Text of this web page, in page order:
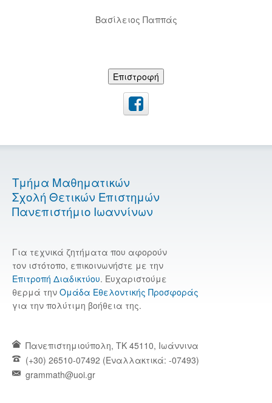
Βασίλειος Παππάς
Επιστροφή
Τμήμα Μαθηματικών
Σχολή Θετικών Επιστημών
Πανεπιστήμιο Ιωαννίνων
Για τεχνικά ζητήματα που αφορούν
τον ιστότοπο, επικοινωνήστε με την
Επιτροπή Διαδικτύου. Ευχαριστούμε
θερμά την Ομάδα Εθελοντικής Προσφοράς
για την πολύτιμη βοήθεια της.
Πανεπιστημιούπολη, TK 45110, Ιωάννινα
(+30) 26510-07492 (Εναλλακτικά: -07493)
grammath@uoi.gr